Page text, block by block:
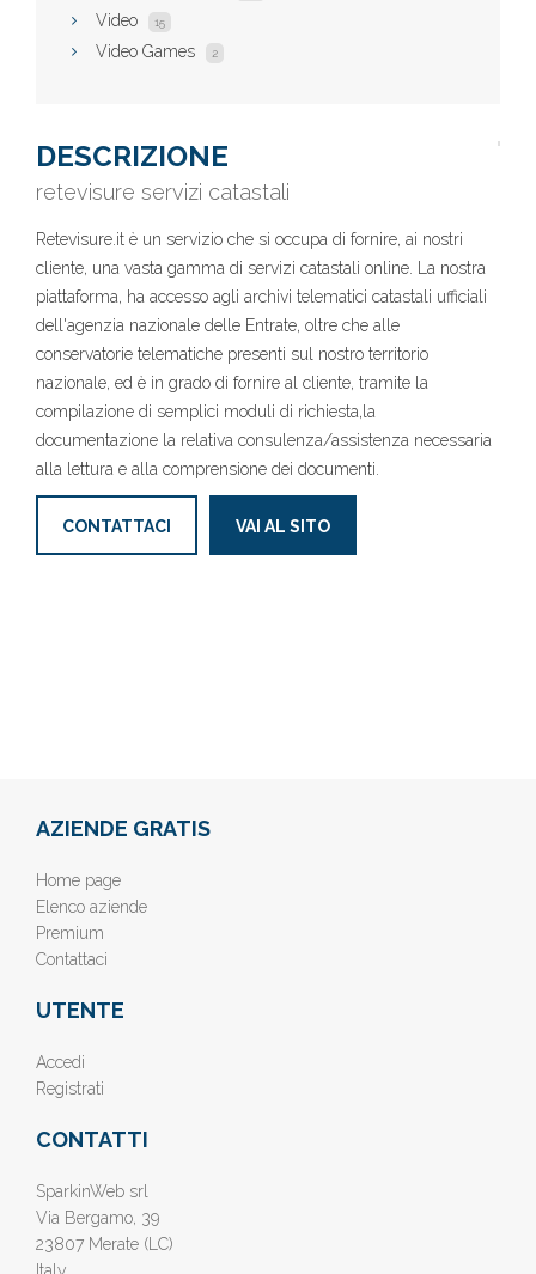
Video 15
Video Games 2
DESCRIZIONE
retevisure servizi catastali
Retevisure.it è un servizio che si occupa di fornire, ai nostri
cliente, una vasta gamma di servizi catastali online. La nostra
piattaforma, ha accesso agli archivi telematici catastali ufficiali
dell'agenzia nazionale delle Entrate, oltre che alle
conservatorie telematiche presenti sul nostro territorio
nazionale, ed è in grado di fornire al cliente, tramite la
compilazione di semplici moduli di richiesta,la
documentazione la relativa consulenza/assistenza necessaria
alla lettura e alla comprensione dei documenti.
CONTATTACI VAI AL SITO
AZIENDE GRATIS
Home page
Elenco aziende
Premium
Contattaci
UTENTE
Accedi
Registrati
CONTATTI
SparkinWeb srl
Via Bergamo, 39
23807 Merate (LC)